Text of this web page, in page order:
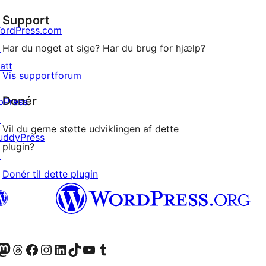
anmeldelser
Support
Har du noget at sige? Har du brug for hjælp?
Vis supportforum
Donér
Vil du gerne støtte udviklingen af dette
plugin?
Donér til dette plugin
konto
vores Mastodon konto
Besøg vores Threads-konto
Besøg vores Facebook sideBesøg vores Instagram konto
Besøg vores LinkedIn konto
Besøg vores TikTok-konto
Besøg vores YouTube-kanalBesøg vores Tumblr-konto